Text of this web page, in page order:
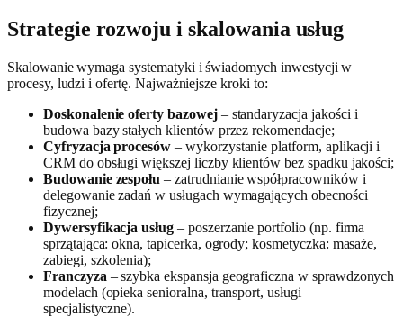
Strategie rozwoju i skalowania usług
Skalowanie wymaga systematyki i świadomych inwestycji w
procesy, ludzi i ofertę. Najważniejsze kroki to:
Doskonalenie oferty bazowej– standaryzacja jakości i
budowa bazy stałych klientów przez rekomendacje;
Cyfryzacja procesów – wykorzystanie platform, aplikacji i
CRM do obsługi większej liczby klientów bez spadku jakości;
Budowanie zespołu – zatrudnianie współpracowników i
delegowanie zadań w usługach wymagających obecności
fizycznej;
Dywersyfikacja usług – poszerzanie portfolio (np. firma
sprzątająca: okna, tapicerka, ogrody; kosmetyczka: masaże,
zabiegi, szkolenia);
Franczyza – szybka ekspansja geograficzna w sprawdzonych
modelach (opieka senioralna, transport, usługi
specjalistyczne).